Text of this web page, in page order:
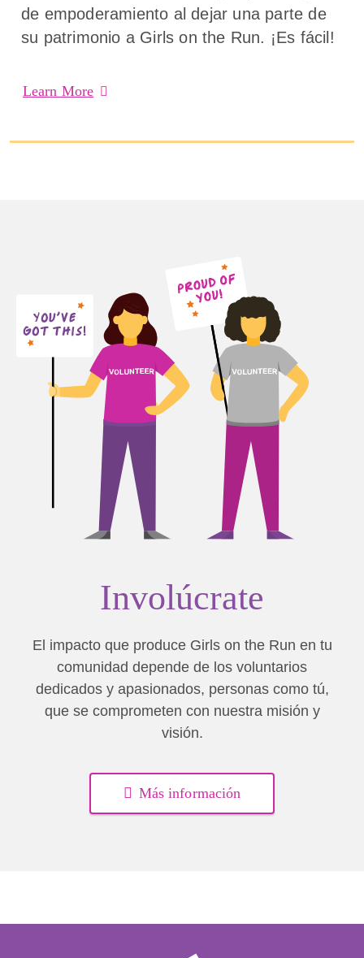
de empoderamiento al dejar una parte de
su patrimonio a Girls on the Run. ¡Es fácil!
Learn More
Involúcrate
El impacto que produce Girls on the Run en tu
comunidad depende de los voluntarios
dedicados y apasionados, personas como tú,
que se comprometen con nuestra misión y
visión.
Más información